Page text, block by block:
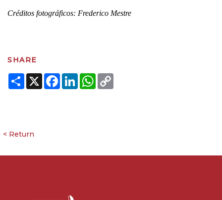
Créditos fotográficos: Frederico Mestre
SHARE
Share
X Facebook
LinkedInWhatsApp